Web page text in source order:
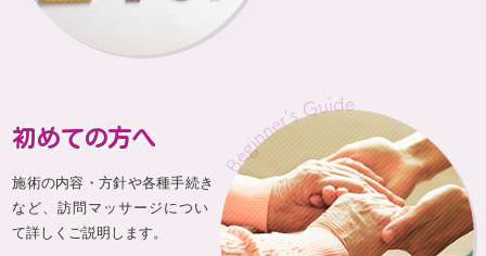
初めての方へ
施術の内容・方針や各種手続き
など、訪問マッサージについ
て詳しくご説明します。